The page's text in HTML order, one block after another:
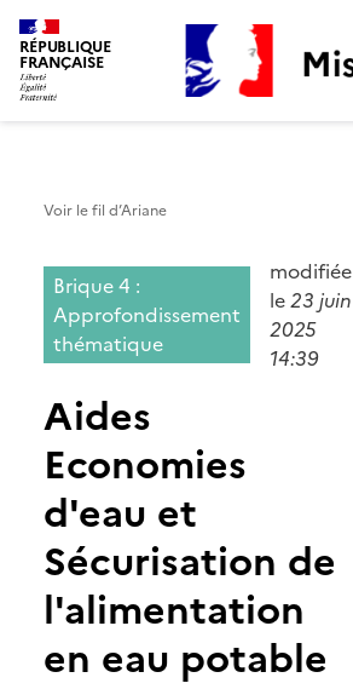
Mission Adaptation
RÉPUBLIQUE
FRANÇAISE
Voir le fil d’Ariane
Brique 4 :
Approfondissement
thématique
modifiée
le23 juin
2025
14:39
Aides
Economies
d'eau et
Sécurisation de
l'alimentation
en eau potable